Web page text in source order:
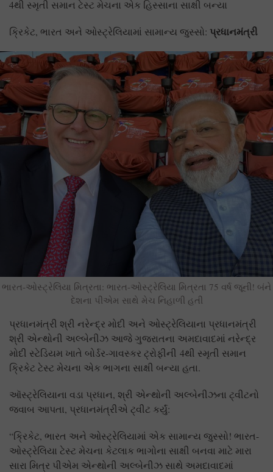
4થી સ્મૃતી સમાન ટેસ્ટ મેચના એક હિસ્સાના સાક્ષી બન્યા
ક્રિકેટ, ભારત અને ઓસ્ટ્રેલિયામાં સામાન્ય જુસ્સો: પ્રધાનમંત્રી
ભારત-ઓસ્ટ્રેલિયા મિત્રતા: ભારત-ઓસ્ટ્રેલિયા મિત્રતા 75 વર્ષ જૂની! બંને
દેશના પીએમ સાથે મેચ નિહાળી હતી
પ્રધાનમંત્રી શ્રી નરેન્દ્ર મોદી અને ઓસ્ટ્રેલિયાના પ્રધાનમંત્રી
શ્રી એન્થોની અલ્બેનીઝ આજે ગુજરાતના અમદાવાદમાં નરેન્દ્ર
મોદી સ્ટેડિયમ ખાતે બોર્ડર-ગાવસ્કર ટ્રોફીની 4થી સ્મૃતી સમાન
ક્રિકેટ ટેસ્ટ મેચના એક ભાગના સાક્ષી બન્યા હતા.
ઑસ્ટ્રેલિયાના વડા પ્રધાન, શ્રી એન્થોની અલ્બેનીઝના ટ્વીટનો
જવાબ આપતા, પ્રધાનમંત્રીએ ટ્વીટ કર્યું:
“ક્રિકેટ, ભારત અને ઓસ્ટ્રેલિયામાં એક સામાન્ય જુસ્સો! ભારત-
ઓસ્ટ્રેલિયા ટેસ્ટ મેચના કેટલાક ભાગોના સાક્ષી બનવા માટે મારા
સારા મિત્ર પીએમ એન્થોની અલ્બેનીઝ સાથે અમદાવાદમાં